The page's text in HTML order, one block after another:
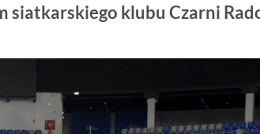
siatkarskiego klubu Czarni